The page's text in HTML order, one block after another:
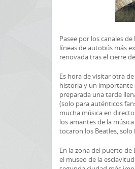
Pasee por los canales
líneas de autobús más
renovada tras el cierre
Es hora de visitar otra
historia y un importante
preparada una tarde
(solo para auténticos
mucha música en
los amantes de la
tocaron los Beatles,
En la zona del puerto
el museo de la